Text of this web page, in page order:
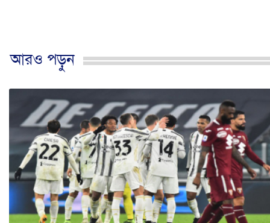
আরও পড়ুন